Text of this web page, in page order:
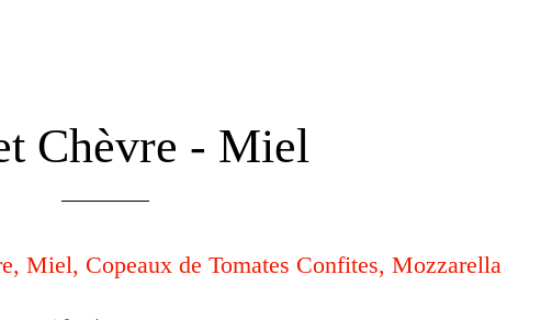
Chèvre - Miel
Miel, Copeaux de Tomates Confites, Mozzarella